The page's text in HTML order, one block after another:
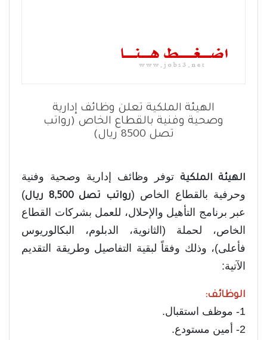
الهيئة الملكية تعلن وظائف إدارية
وصحية وفنية بالقطاع الخاص (رواتب
تصل 8500 ريال)
الهيئة الملكية توفر وظائف إدارية وصحية وفنية
وحرفية بالقطاع الخاص (رواتب تصل 8,500 ريال
)
عبر برنامج التأهيل والإحلال، للعمل بشركات القطاع
الخاص، لحملة (الثانوية، الدبلوم، البكالوريوس
فأعلى)، وذلك وفقاً لبقية التفاصيل وطريقة التقديم
الآتية:
الوظائف:
1- موظف استقبال.
2- أمين مستودع.